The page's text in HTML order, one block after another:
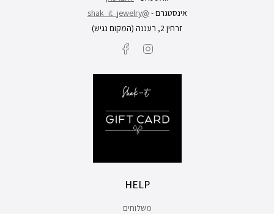
אינסטגרם - @shak_it_jewelry
זרחין 2, רעננה (המקום נגיש)
Instagram
HELP
משלוחים